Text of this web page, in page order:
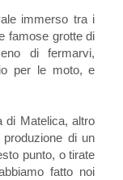
immerso tra i
famose grotte di
di fermarvi,
per le moto, e
di Matelica, altro
di un
punto, o tirate
fatto noi